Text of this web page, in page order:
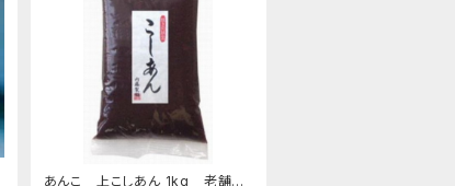
あんこ 上こしあん 1kg 老舗あ